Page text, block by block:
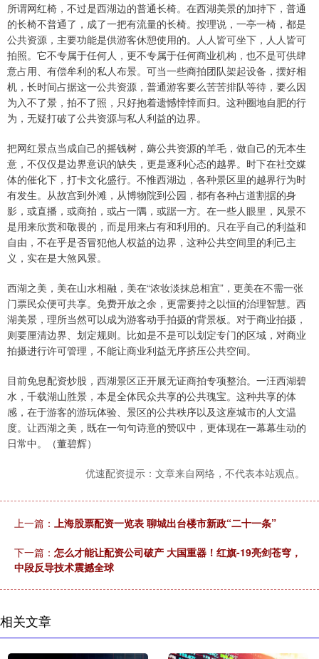
所谓网红椅，不过是西湖边的普通长椅。在西湖美景的加持下，普通
的长椅不普通了，成了一把有流量的长椅。按理说，一亭一椅，都是
公共资源，主要功能是供游客休憩使用的。人人皆可坐下，人人皆可
拍照。它不专属于任何人，更不专属于任何商业机构，也不是可供肆
意占用、有偿牟利的私人布景。可当一些商拍团队架起设备，摆好相
机，长时间占据这一公共资源，普通游客要么苦苦排队等待，要么因
为入不了景，拍不了照，只好抱着遗憾悻悻而归。这种圈地自肥的行
为，无疑打破了公共资源与私人利益的边界。
把网红景点当成自己的摇钱树，薅公共资源的羊毛，做自己的无本生
意，不仅仅是边界意识的缺失，更是逐利心态的越界。时下在社交媒
体的催化下，打卡文化盛行。不惟西湖边，各种景区里的越界行为时
有发生。从故宫到外滩，从博物院到公园，都有各种占道割据的身
影，或直播，或商拍，或占一隅，或踞一方。在一些人眼里，风景不
是用来欣赏和敬畏的，而是用来占有和利用的。只在乎自己的利益和
自由，不在乎是否冒犯他人权益的边界，这种公共空间里的利己主
义，实在是大煞风景。
西湖之美，美在山水相融，美在“浓妆淡抹总相宜”，更美在不需一张
门票民众便可共享。免费开放之余，更需要持之以恒的治理智慧。西
湖美景，理所当然可以成为游客动手拍摄的背景板。对于商业拍摄，
则要厘清边界、划定规则。比如是不是可以划定专门的区域，对商业
拍摄进行许可管理，不能让商业利益无序挤压公共空间。
目前免息配资炒股，西湖景区正开展无证商拍专项整治。一汪西湖碧
水，千载湖山胜景，本是全体民众共享的公共瑰宝。这种共享的体
感，在于游客的游玩体验、景区的公共秩序以及这座城市的人文温
度。让西湖之美，既在一句句诗意的赞叹中，更体现在一幕幕生动的
日常中。（董碧辉）
优速配资提示：文章来自网络，不代表本站观点。
上一篇： 上海股票配资一览表 聊城出台楼市新政“二十一条”
下一篇： 怎么才能让配资公司破产 大国重器！红旗-19亮剑苍穹，
中段反导技术震撼全球
相关文章